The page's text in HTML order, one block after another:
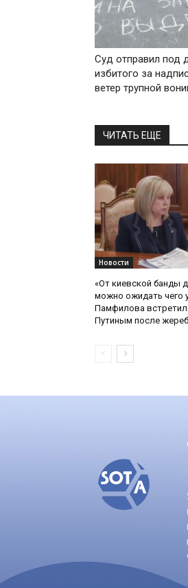
Суд отправил под
избитого за
ветер трупной
ЧИТАТЬ ЕЩЕ
Новости
«От киевской банды
можно ожидать чего
Памфилова
Путиным после